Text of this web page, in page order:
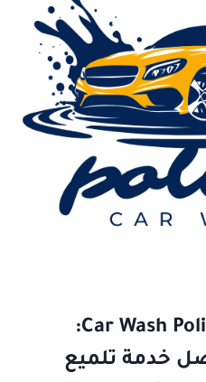
مغسلة سيارات Car Wash Polish:
خدمة تلميع